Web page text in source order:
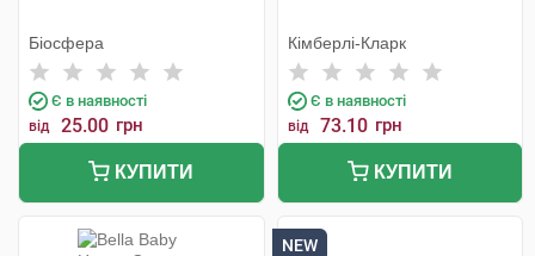
Біосфера
Є в наявності
від 25.00 грн
КУПИТИ
Кімберлі-Кларк
Є в наявності
від 73.10 грн
КУПИТИ
NEW